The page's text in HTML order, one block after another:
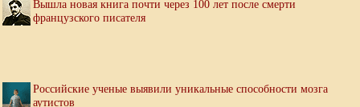
Вышла новая книга почти через 100 лет после смерти
французского писателя
Российские ученые выявили уникальные способности мозга
аутистов